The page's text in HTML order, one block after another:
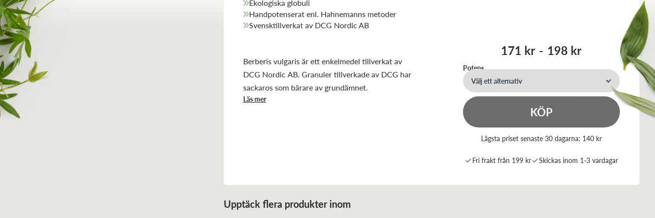
Ekologiska globuli
Handpotenserat enl. Hahnemanns metoder
Svensktillverkat av DCG Nordic AB
Berberis vulgaris är ett enkelmedel tillverkat av
DCG Nordic AB. Granuler tillverkade av DCG har
sackaros som bärare av grundämnet.
Läs mer
171 kr - 198 kr
Potens
Välj ett alternativ
KÖP
Lägsta priset senaste 30 dagarna: 140 kr
Fri frakt från 199 kr Skickas inom 1-3 vardagar
Upptäck flera produkter inom